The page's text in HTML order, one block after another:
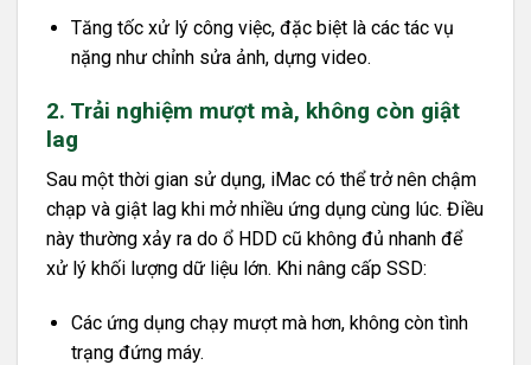
Tăng tốc xử lý công việc, đặc biệt là các tác vụ
nặng như chỉnh sửa ảnh, dựng video.
2. Trải nghiệm mượt mà, không còn giật
lag
Sau một thời gian sử dụng, iMac có thể trở nên chậm
chạp và giật lag khi mở nhiều ứng dụng cùng lúc. Điều
này thường xảy ra do ổ HDD cũ không đủ nhanh để
xử lý khối lượng dữ liệu lớn. Khi nâng cấp SSD:
Các ứng dụng chạy mượt mà hơn, không còn tình
trạng đứng máy.